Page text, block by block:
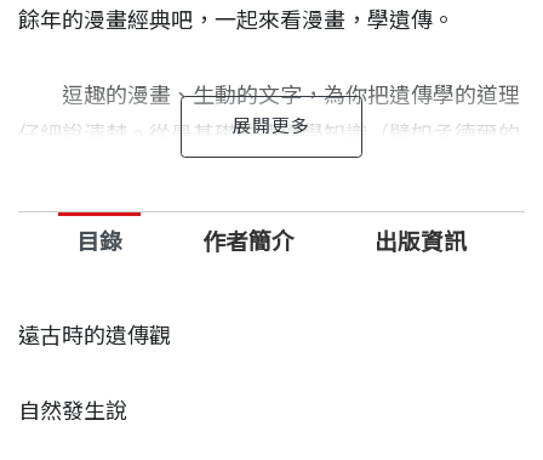
餘年的漫畫經典吧，一起來看漫畫，學遺傳。
逗趣的漫畫、生動的文字，為你把遺傳學的道理
仔細說清楚。從最基礎的遺傳學知識（譬如孟德爾的
工程技術的各種應用（例如基因選殖、試管嬰兒，以
及引發爭議的複製人），都能一次輕鬆搞定。
目錄 作者簡介 出版資訊
遠古時的遺傳觀
自然發生說